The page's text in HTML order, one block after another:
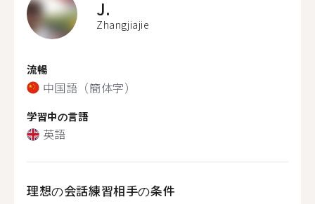
J.
Zhangjiajie
流暢
中国語（簡体字）
学習中の言語
英語
理想の会話練習相手の条件